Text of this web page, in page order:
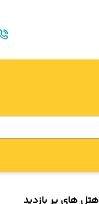
هتل های پر بازدید